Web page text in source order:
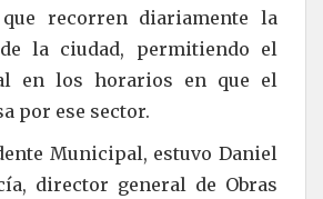
recorren diariamente la
la ciudad, permitiendo el
en los horarios en que el
por ese sector.
Municipal, estuvo Daniel
director general de Obras